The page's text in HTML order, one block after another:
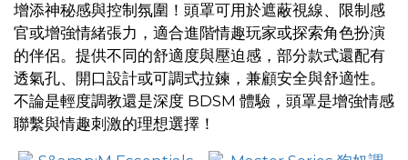
價格
(HK$)
~
增添神秘感與控制氛圍！頭罩可用於遮蔽視線、限制感
官或增強情緒張力，適合進階情趣玩家或探索角色扮演
的伴侶。提供不同的舒適度與壓迫感，部分款式還配有
透氣孔、開口設計或可調式拉鍊，兼顧安全與舒適性。
不論是輕度調教還是深度 BDSM 體驗，頭罩是增強情感
聯繫與情趣刺激的理想選擇！